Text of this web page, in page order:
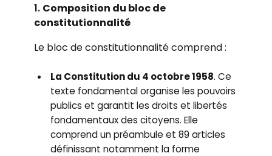
1. Composition du bloc de
constitutionnalité
Le bloc de constitutionnalité comprend :
La Constitution du 4 octobre 1958. Ce
texte fondamental organise les pouvoirs
publics et garantit les droits et libertés
fondamentaux des citoyens. Elle
comprend un préambule et 89 articles
définissant notamment la forme